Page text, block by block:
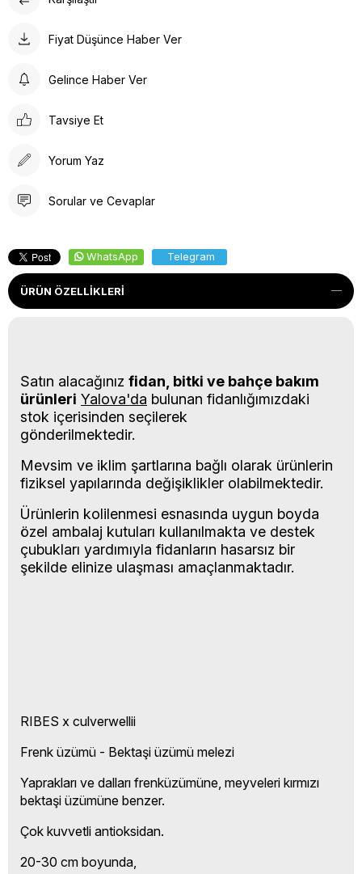
Fiyat Düşünce Haber Ver
Gelince Haber Ver
Tavsiye Et
Yorum Yaz
Sorular ve Cevaplar
WhatsApp Telegram
ÜRÜN ÖZELLIKLERI
Satın alacağınız fidan, bitki ve bahçe bakım
ürünleri Yalova'da bulunan fidanlığımızdaki
stok içerisinden seçilerek
gönderilmektedir.
Mevsim ve iklim şartlarına bağlı olarak ürünlerin
fiziksel yapılarında değişiklikler olabilmektedir.
Ürünlerin kolilenmesi esnasında uygun boyda
özel ambalaj kutuları kullanılmakta ve destek
çubukları yardımıyla fidanların hasarsız bir
şekilde elinize ulaşması amaçlanmaktadır.
RIBES x culverwellii
Frenk üzümü - Bektaşi üzümü melezi
Yaprakları ve dalları frenküzümüne, meyveleri kırmızı
bektaşi üzümüne benzer.
Çok kuvvetli antioksidan.
20-30 cm boyunda,